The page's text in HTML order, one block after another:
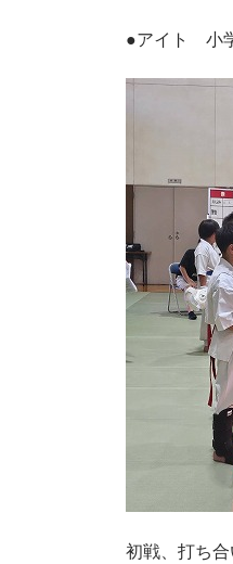
●アイト 小
初戦、打ち